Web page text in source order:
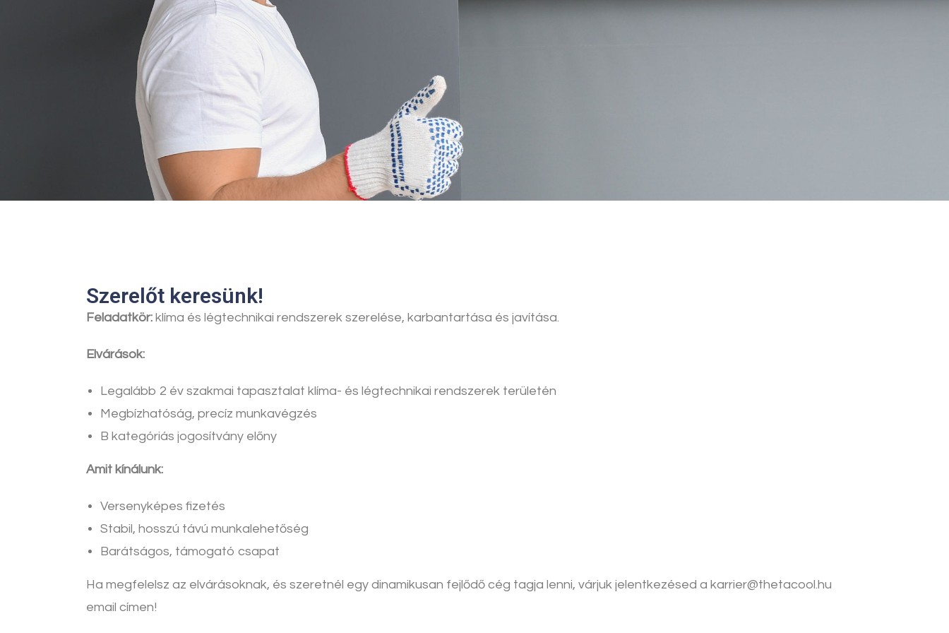
Szerelőt keresünk!
Feladatkör: klíma és légtechnikai rendszerek szerelése, karbantartása és javítása.
Elvárások:
Legalább 2 év szakmai tapasztalat klíma- és légtechnikai rendszerek területén
Megbízhatóság, precíz munkavégzés
B kategóriás jogosítvány előny
Amit kínálunk:
Versenyképes fizetés
Stabil, hosszú távú munkalehetőség
Barátságos, támogató csapat
Ha megfelelsz az elvárásoknak, és szeretnél egy dinamikusan fejlődő cég tagja lenni, várjuk jelentkezésed a karrier@thetacool.hu
email címen!